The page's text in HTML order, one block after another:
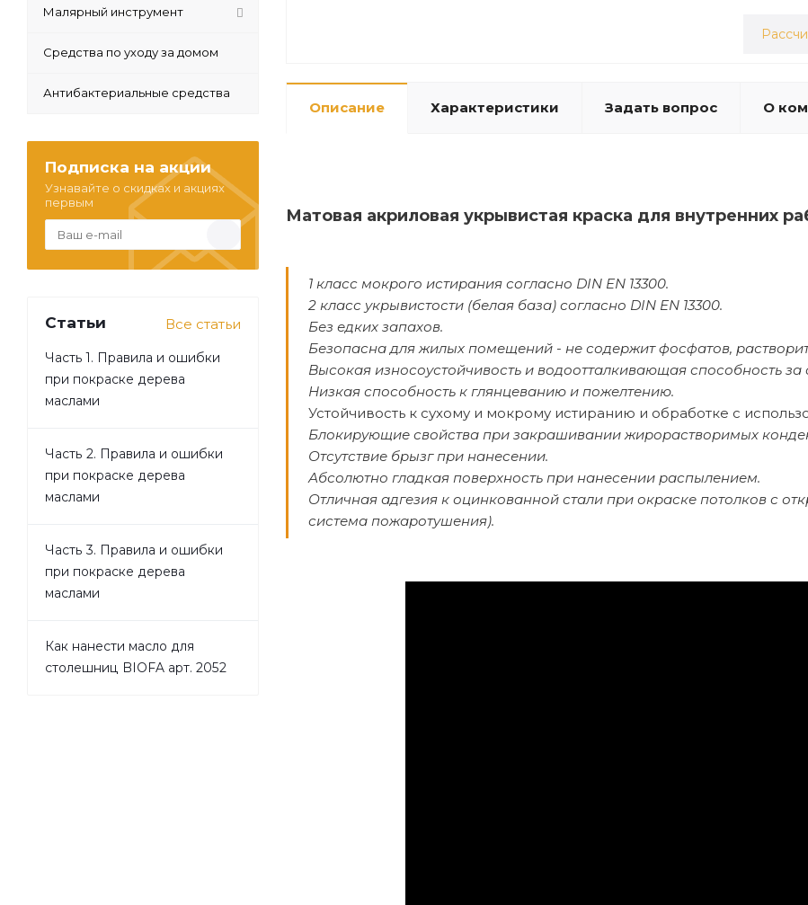
Описание Характеристики Задать вопрос О
Матовая акриловая укрывистая краска для внутренних
1 класс мокрого истирания согласно DIN EN 13300.
2 класс укрывистости (белая база) согласно DIN EN 13300.
Без едких запахов.
Безопасна для жилых помещений - не содержит фосфатов,
Высокая износоустойчивость и водоотталкивающая способность
Низкая способность к глянцеванию и пожелтению.
Устойчивость к сухому и мокрому истиранию и обработке с
Блокирующие свойства при закрашивании жирорастворимых
Отсутствие брызг при нанесении.
Абсолютно гладкая поверхность при нанесении распылением.
Отличная адгезия к оцинкованной стали при окраске потолков с
система пожаротушения).
Малярный инструмент
Средства по уходу за домом
Антибактериальные средства
Подписка на акции
Узнавайте о скидках и акциях
первым
Статьи Все статьи
Часть 1. Правила и ошибки
при покраске дерева
маслами
Часть 2. Правила и ошибки
при покраске дерева
маслами
Часть 3. Правила и ошибки
при покраске дерева
маслами
Как нанести масло для
столешниц BIOFA арт. 2052